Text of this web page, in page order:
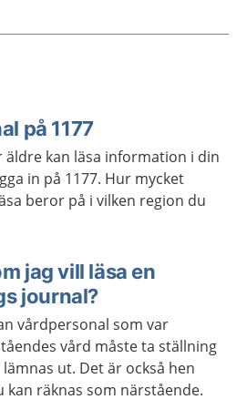
på 1177
äldre kan läsa information i din
in på 1177. Hur mycket
beror på i vilken region du
jag vill läsa en
journal?
vårdpersonal som var
vård måste ta ställning
ut. Det är också hen
räknas som närstående.